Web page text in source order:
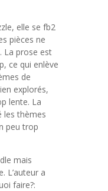
elle se fb2
pièces ne
La prose est
ce qui enlève
de
explorés,
lente. La
les thèmes
peu trop
mais
L’auteur a
faire?: